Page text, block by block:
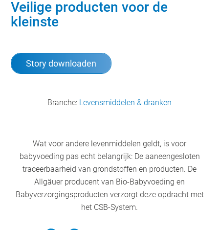
Veilige producten voor de
kleinste
Story downloaden
Branche: Levensmiddelen & dranken
Wat voor andere levenmiddelen geldt, is voor
babyvoeding pas echt belangrijk: De aaneengesloten
traceerbaarheid van grondstoffen en producten. De
Allgäuer producent van Bio-Babyvoeding en
Babyverzorgingsproducten verzorgt deze opdracht met
het CSB-System.